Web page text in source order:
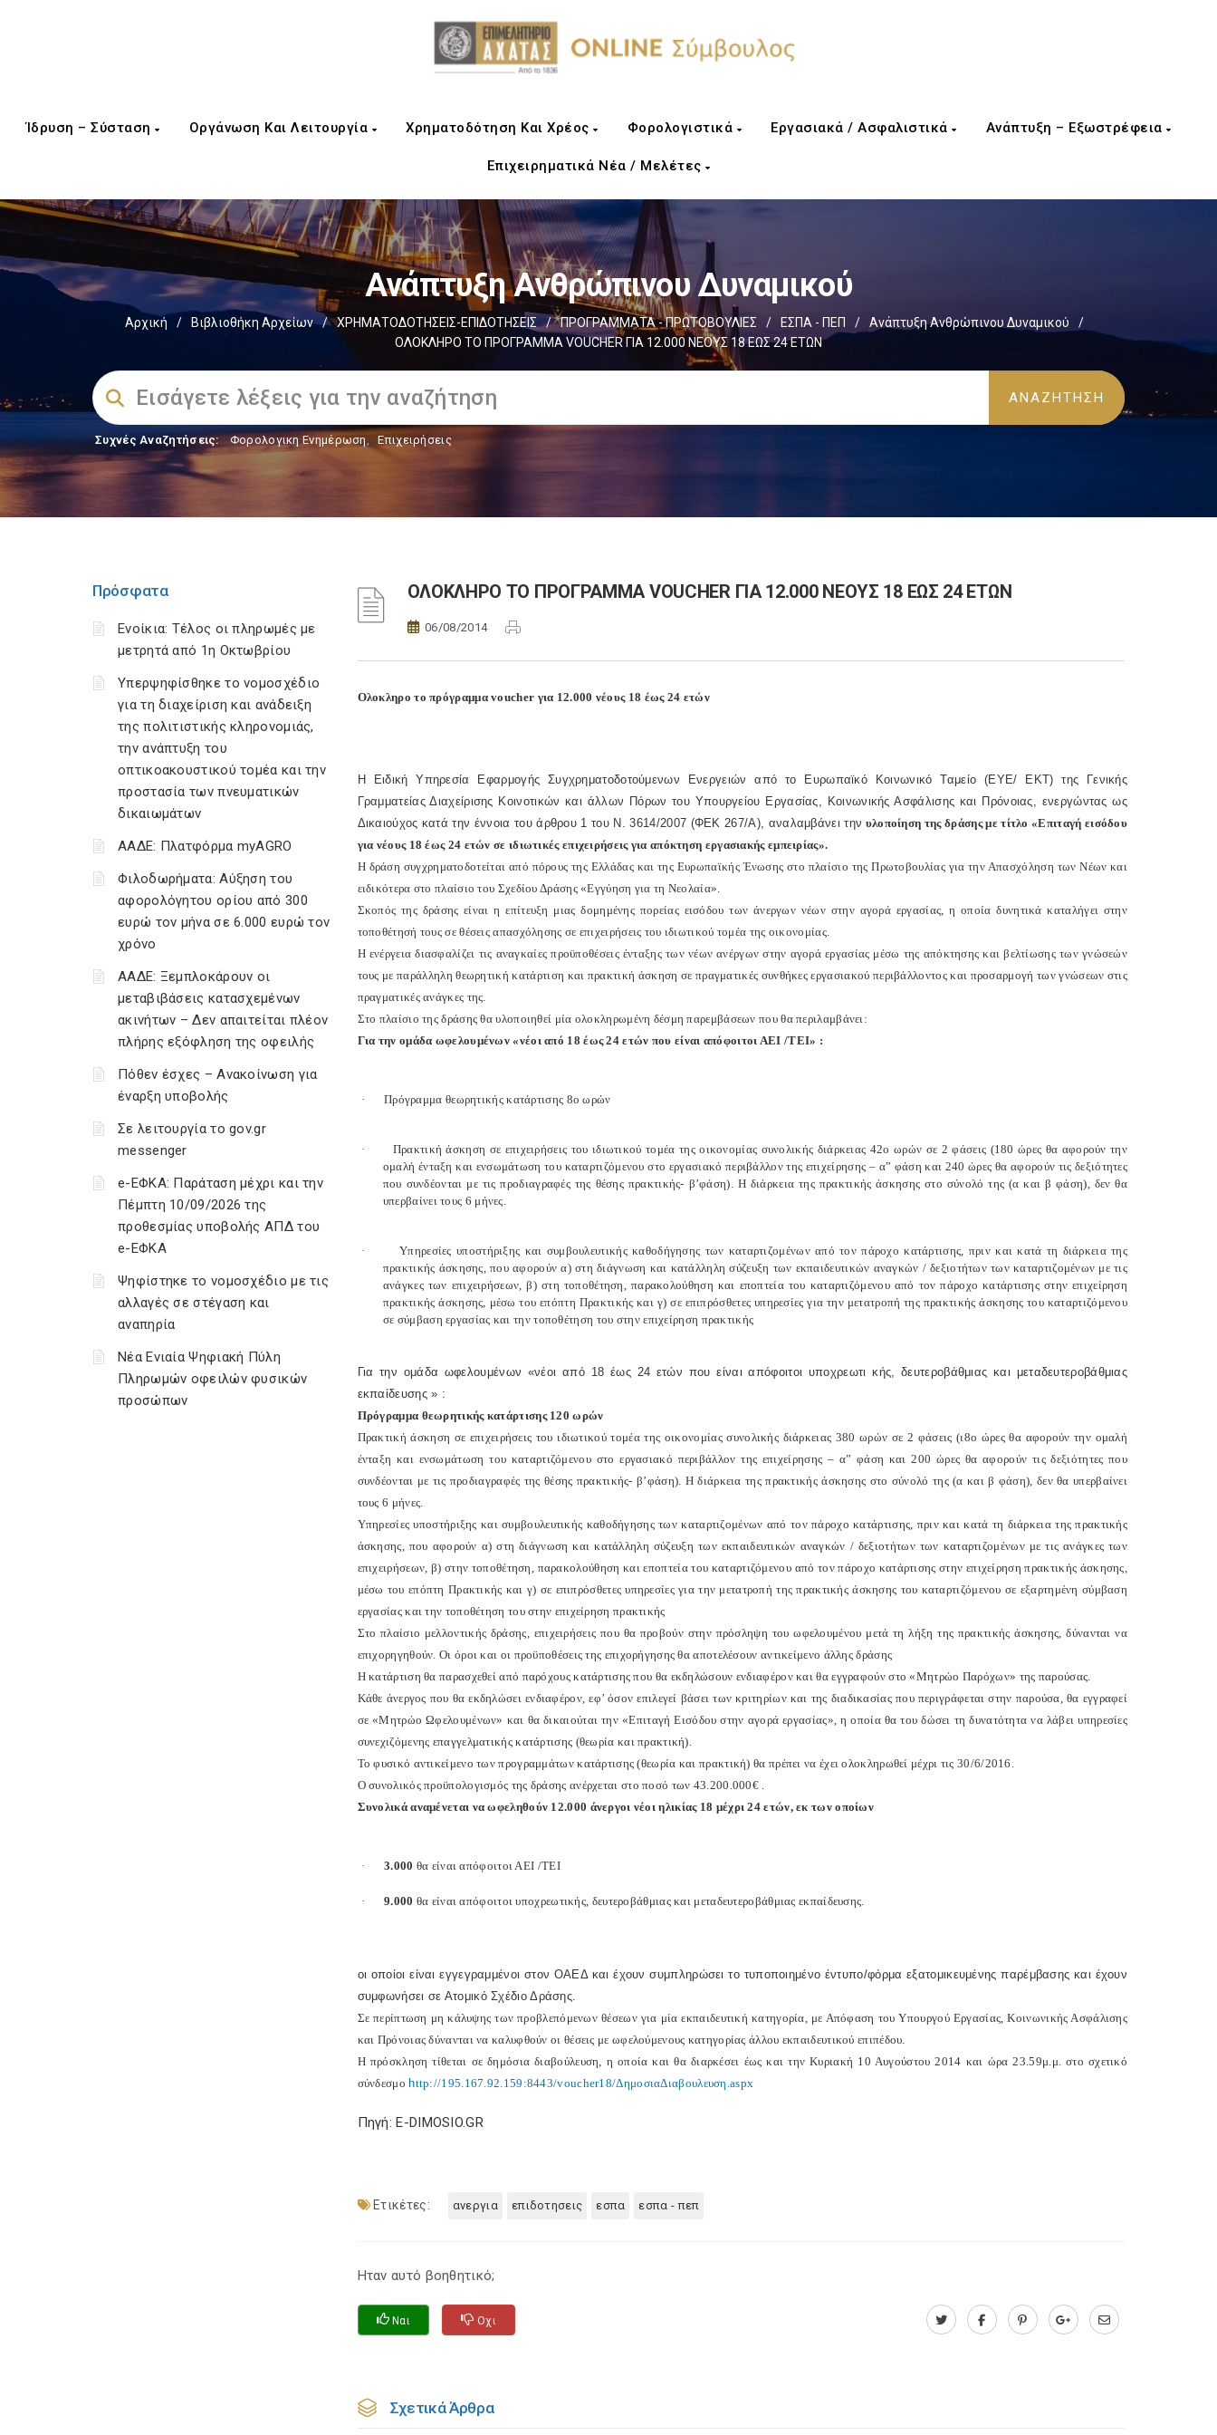
Ίδρυση – Σύσταση Οργάνωση Και Λειτουργία Χρηματοδότηση Και Χρέος Φορολογιστικά Εργασιακά / Ασφαλιστικά Ανάπτυξη – Εξωστρέφεια
Επιχειρηματικά Νέα / Μελέτες
Ανάπτυξη Ανθρώπινου Δυναμικού
Αρχική / Βιβλιοθήκη Αρχείων / ΧΡΗΜΑΤΟΔΟΤΗΣΕΙΣ-ΕΠΙΔΟΤΗΣΕΙΣ / ΠΡΟΓΡΑΜΜΑΤΑ - ΠΡΩΤΟΒΟΥΛΙΕΣ / ΕΣΠΑ - ΠΕΠ / Ανάπτυξη Ανθρώπινου Δυναμικού
/
ΟΛΟΚΛΗΡΟ ΤΟ ΠΡΟΓΡΑΜΜΑ VOUCHER ΓΙΑ 12.000 ΝΕΟΥΣ 18 ΕΩΣ 24 ΕΤΩΝ
Συχνές Αναζητήσεις: Φορολογικη Ενημέρωση, Επιχειρήσεις
Πρόσφατα
Ενοίκια: Τέλος οι πληρωμές με
μετρητά από 1η Οκτωβρίου
Υπερψηφίσθηκε το νομοσχέδιο
για τη διαχείριση και ανάδειξη
της πολιτιστικής κληρονομιάς,
την ανάπτυξη του
οπτικοακουστικού τομέα και την
προστασία των πνευματικών
δικαιωμάτων
ΑΑΔΕ: Πλατφόρμα myAGRO
Φιλοδωρήματα: Αύξηση του
αφορολόγητου ορίου από 300
ευρώ τον μήνα σε 6.000 ευρώ τον
χρόνο
ΑΑΔΕ: Ξεμπλοκάρουν οι
μεταβιβάσεις κατασχεμένων
ακινήτων – Δεν απαιτείται πλέον
πλήρης εξόφληση της οφειλής
Πόθεν έσχες – Ανακοίνωση για
έναρξη υποβολής
Σε λειτουργία το gov.gr
messenger
e-ΕΦΚΑ: Παράταση μέχρι και την
Πέμπτη 10/09/2026 της
προθεσμίας υποβολής ΑΠΔ του
e-ΕΦΚΑ
Ψηφίστηκε το νομοσχέδιο με τις
αλλαγές σε στέγαση και
αναπηρία
Νέα Ενιαία Ψηφιακή Πύλη
Πληρωμών οφειλών φυσικών
προσώπων
ΟΛΟΚΛΗΡΟ ΤΟ ΠΡΟΓΡΑΜΜΑ VOUCHER ΓΙΑ 12.000 ΝΕΟΥΣ 18 ΕΩΣ 24 ΕΤΩΝ
06/08/2014
Ολοκληρο το πρόγραμμαvoucher για 12.000 νέους 18 έως 24 ετών
Η Ειδική Υπηρεσία Εφαρμογής Συγχρηματοδοτούμενων Ενεργειών από το Ευρωπαϊκό Κοινωνικό Ταμείο (ΕΥΕ/ ΕΚΤ) της Γενικής
Γραμματείας Διαχείρισης Κοινοτικών και άλλων Πόρων του Υπουργείου Εργασίας, Κοινωνικής Ασφάλισης και Πρόνοιας, ενεργώντας ως
Δικαιούχος κατά την έννοια του άρθρου 1 του Ν. 3614/2007 (ΦΕΚ 267/Α), αναλαμβάνει την υλοποίηση της δράσης με τίτλο «Επιταγή εισόδου
για νέους 18 έως 24 ετών σε ιδιωτικές επιχειρήσεις για απόκτηση εργασιακής εμπειρίας».
Η δράση συγχρηματοδοτείται από πόρους της Ελλάδας και της Ευρωπαϊκής Ένωσης στο πλαίσιο της Πρωτοβουλίας για την Απασχόληση των Νέων και
ειδικότερα στο πλαίσιο του Σχεδίου Δράσης «Εγγύηση για τη Νεολαία».
Σκοπός της δράσης είναι η επίτευξη μιας δομημένης πορείας εισόδου των άνεργων νέων στην αγορά εργασίας, η οποία δυνητικά καταλήγει στην
τοποθέτησή τους σε θέσεις απασχόλησης σε επιχειρήσεις του ιδιωτικού τομέα της οικονομίας.
Η ενέργεια διασφαλίζει τις αναγκαίες προϋποθέσεις ένταξης των νέων ανέργων στην αγορά εργασίας μέσω της απόκτησης και βελτίωσης των γνώσεών
τους με παράλληλη θεωρητική κατάρτιση και πρακτική άσκηση σε πραγματικές συνθήκες εργασιακού περιβάλλοντος και προσαρμογή των γνώσεων στις
πραγματικές ανάγκες της.
Στο πλαίσιο της δράσης θα υλοποιηθεί μία ολοκληρωμένη δέσμη παρεμβάσεων που θα περιλαμβάνει:
Για την ομάδα ωφελουμένων «νέοι από 18 έως 24 ετών που είναι απόφοιτοι ΑΕΙ /ΤΕΙ» :
· Πρόγραμμα θεωρητικής κατάρτισης 8ο ωρών
·
Πρακτική άσκηση σε επιχειρήσεις του ιδιωτικού τομέα της οικονομίας συνολικής διάρκειας 42ο ωρών σε 2 φάσεις (180 ώρες θα αφορούν την
ομαλή ένταξη και ενσωμάτωση του καταρτιζόμενου στο εργασιακό περιβάλλον της επιχείρησης – α” φάση και 240 ώρες θα αφορούν τις δεξιότητες
που συνδέονται με τις προδιαγραφές της θέσης πρακτικής- β’φάση). Η διάρκεια της πρακτικής άσκησης στο σύνολό της (α και β φάση), δεν θα
υπερβαίνει τους 6 μήνες.
·
Υπηρεσίες υποστήριξης και συμβουλευτικής καθοδήγησης των καταρτιζομένων από τον πάροχο κατάρτισης, πριν και κατά τη διάρκεια της
πρακτικής άσκησης, που αφορούν α) στη διάγνωση και κατάλληλη σύζευξη των εκπαιδευτικών αναγκών / δεξιοτήτων των καταρτιζομένων με τις
ανάγκες των επιχειρήσεων, β) στη τοποθέτηση, παρακολούθηση και εποπτεία του καταρτιζόμενου από τον πάροχο κατάρτισης στην επιχείρηση
πρακτικής άσκησης, μέσω του επόπτη Πρακτικής και γ) σε επιπρόσθετες υπηρεσίες για την μετατροπή της πρακτικής άσκησης του καταρτιζόμενου
σε σύμβαση εργασίας και την τοποθέτηση του στην επιχείρηση πρακτικής
Για την ομάδα ωφελουμένων «νέοι από 18 έως 24 ετών που είναι απόφοιτοι υποχρεωτι κής, δευτεροβάθμιας και μεταδευτεροβάθμιας
εκπαίδευσης » :
Πρόγραμμα θεωρητικής κατάρτισης 120 ωρών
Πρακτική άσκηση σε επιχειρήσεις του ιδιωτικού τομέα της οικονομίας συνολικής διάρκειας 380 ωρών σε 2 φάσεις (ι8ο ώρες θα αφορούν την ομαλή
ένταξη και ενσωμάτωση του καταρτιζόμενου στο εργασιακό περιβάλλον της επιχείρησης – α” φάση και 200 ώρες θα αφορούν τις δεξιότητες που
συνδέονται με τις προδιαγραφές της θέσης πρακτικής- β’φάση). Η διάρκεια της πρακτικής άσκησης στο σύνολό της (α και β φάση), δεν θα υπερβαίνει
τους 6 μήνες.
Υπηρεσίες υποστήριξης και συμβουλευτικής καθοδήγησης των καταρτιζομένων από τον πάροχο κατάρτισης, πριν και κατά τη διάρκεια της πρακτικής
άσκησης, που αφορούν α) στη διάγνωση και κατάλληλη σύζευξη των εκπαιδευτικών αναγκών / δεξιοτήτων των καταρτιζομένων με τις ανάγκες των
επιχειρήσεων, β) στην τοποθέτηση, παρακολούθηση και εποπτεία του καταρτιζόμενου από τον πάροχο κατάρτισης στην επιχείρηση πρακτικής άσκησης,
μέσω του επόπτη Πρακτικής και γ) σε επιπρόσθετες υπηρεσίες για την μετατροπή της πρακτικής άσκησης του καταρτιζόμενου σε εξαρτημένη σύμβαση
εργασίας και την τοποθέτηση του στην επιχείρηση πρακτικής
Στο πλαίσιο μελλοντικής δράσης, επιχειρήσεις που θα προβούν στην πρόσληψη του ωφελουμένου μετά τη λήξη της πρακτικής άσκησης, δύνανται να
επιχορηγηθούν. Οι όροι και οι προϋποθέσεις της επιχορήγησης θα αποτελέσουν αντικείμενο άλλης δράσης
Η κατάρτιση θα παρασχεθεί από παρόχους κατάρτισης που θα εκδηλώσουν ενδιαφέρον και θα εγγραφούν στο «Μητρώο Παρόχων» της παρούσας.
Κάθε άνεργος που θα εκδηλώσει ενδιαφέρον, εφ’ όσον επιλεγεί βάσει των κριτηρίων και της διαδικασίας που περιγράφεται στην παρούσα, θα εγγραφεί
σε «Μητρώο Ωφελουμένων» και θα δικαιούται την «Επιταγή Εισόδου στην αγορά εργασίας», η οποία θα του δώσει τη δυνατότητα να λάβει υπηρεσίες
συνεχιζόμενης επαγγελματικής κατάρτισης (θεωρία και πρακτική).
Το φυσικό αντικείμενο των προγραμμάτων κατάρτισης (θεωρία και πρακτική) θα πρέπει να έχει ολοκληρωθεί μέχρι τις 30/6/2016.
Ο συνολικός προϋπολογισμός της δράσης ανέρχεται στο ποσό των 43.200.000€ .
Συνολικά αναμένεται να ωφεληθούν 12.000 άνεργοι νέοι ηλικίας 18 μέχρι 24 ετών, εκ των οποίων
· 3.000 θα είναι απόφοιτοι ΑΕΙ /ΤΕΙ
· 9.000 θα είναι απόφοιτοι υποχρεωτικής, δευτεροβάθμιας και μεταδευτεροβάθμιας εκπαίδευσης.
οι οποίοι είναι εγγεγραμμένοι στον ΟΑΕΔ και έχουν συμπληρώσει το τυποποιημένο έντυπο/φόρμα εξατομικευμένης παρέμβασης και έχουν
συμφωνήσει σε Ατομικό Σχέδιο Δράσης.
Σε περίπτωση μη κάλυψης των προβλεπόμενων θέσεων για μία εκπαιδευτική κατηγορία, με Απόφαση του Υπουργού Εργασίας, Κοινωνικής Ασφάλισης
και Πρόνοιας δύνανται να καλυφθούν οι θέσεις με ωφελούμενους κατηγορίας άλλου εκπαιδευτικού επιπέδου.
Η πρόσκληση τίθεται σε δημόσια διαβούλευση, η οποία και θα διαρκέσει έως και την Κυριακή 10 Αυγούστου 2014 και ώρα 23.59μ.μ. στο σχετικό
σύνδεσμο http://195.167.92.159:8443/voucher18/ΔημοσιαΔιαβουλευση.aspx
Πηγή: E-DIMOSIO.GR
Ετικέτες: ανεργια επιδοτησεις εσπα εσπα - πεπ
Ηταν αυτό βοηθητικό;
Ναι Οχι
Σχετικά Άρθρα